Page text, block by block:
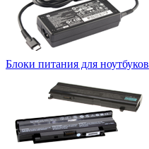
Блоки питания для ноутбуков